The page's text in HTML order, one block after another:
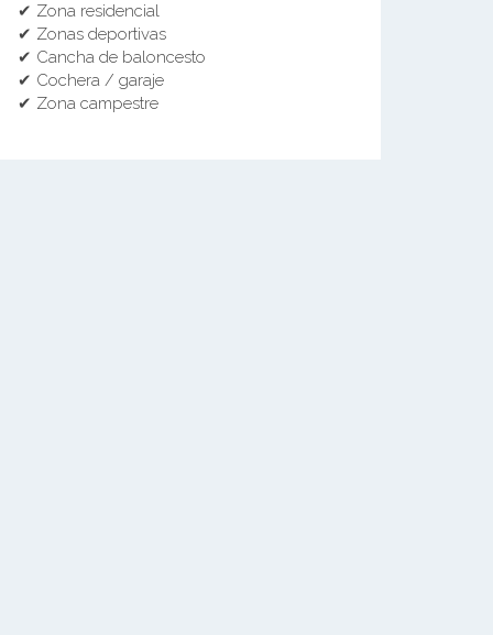
✔ Zona residencial
✔ Zonas deportivas
✔ Cancha de baloncesto
✔ Cochera / garaje
✔ Zona campestre